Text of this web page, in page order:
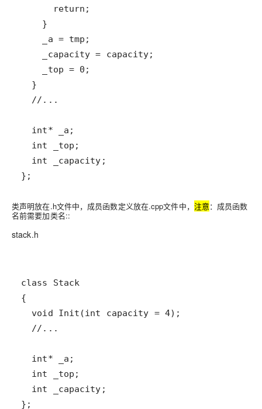
};
类声明放在.h文件中，成员函数定义放在.cpp文件中， 注意： 成员函数
名前需要加类名::
stack.h
};